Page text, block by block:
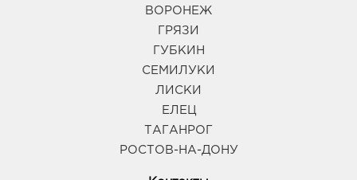
ВОРОНЕЖ
ГРЯЗИ
ГУБКИН
СЕМИЛУКИ
ЛИСКИ
ЕЛЕЦ
ТАГАНРОГ
РОСТОВ-НА-ДОНУ